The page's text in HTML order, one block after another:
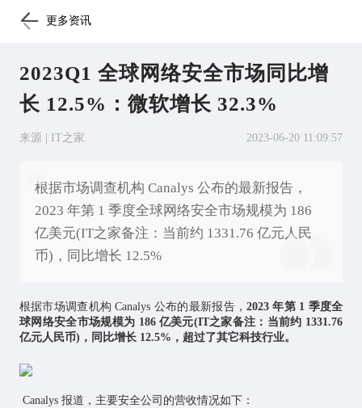
更多资讯
2023Q1 全球网络安全市场同比增
长 12.5%：微软增长 32.3%
来源 | IT之家 2023-06-20 11:09:57
根据市场调查机构 Canalys 公布的最新报告，
2023 年第 1 季度全球网络安全市场规模为 186
亿美元(IT之家备注：当前约 1331.76 亿元人民
币)，同比增长 12.5%
根据市场调查机构 Canalys 公布的最新报告，2023 年第 1 季度全
球网络安全市场规模为 186 亿美元(IT之家备注：当前约 1331.76
亿元人民币)，同比增长 12.5%，超过了其它科技行业。
Canalys 报道，主要安全公司的营收情况如下：